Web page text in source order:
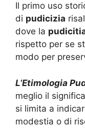
Il primo uso
di pudicizia
dove la
rispetto per se
modo per
L’Etimologia
meglio il
si limita a
modestia o di